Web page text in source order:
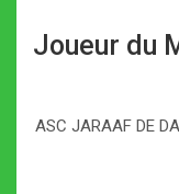
Joueur du
ASC JARAAF DE